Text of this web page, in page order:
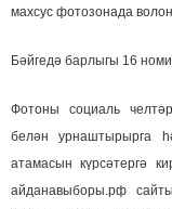
махсус фотозонада
Бәйгедә барлыгы 16
Фотоны социаль
белән урнаштырырга
атамасын күрсәтергә
айданавыборы.рф